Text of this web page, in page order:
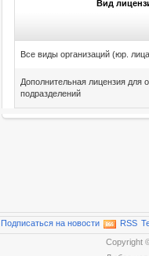
Вид
Все виды организаций (юр.
Дополнительная лицензия для
подразделений
Подписаться на новости RSS